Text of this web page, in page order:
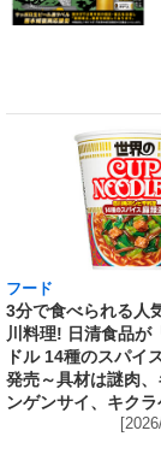
フード
3分で食べられる人
川料理! 日清食品が
ドル 14種のスパイ
発売～具材は謎肉
ンゲンサイ、キクラ